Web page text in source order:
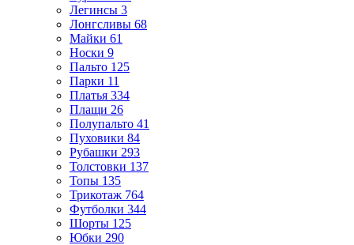
Легинсы 3
Лонгсливы 68
Майки 61
Носки 9
Пальто 125
Парки 11
Платья 334
Плащи 26
Полупальто 41
Пуховики 84
Рубашки 293
Толстовки 137
Топы 135
Трикотаж 764
Футболки 344
Шорты 125
Юбки 290